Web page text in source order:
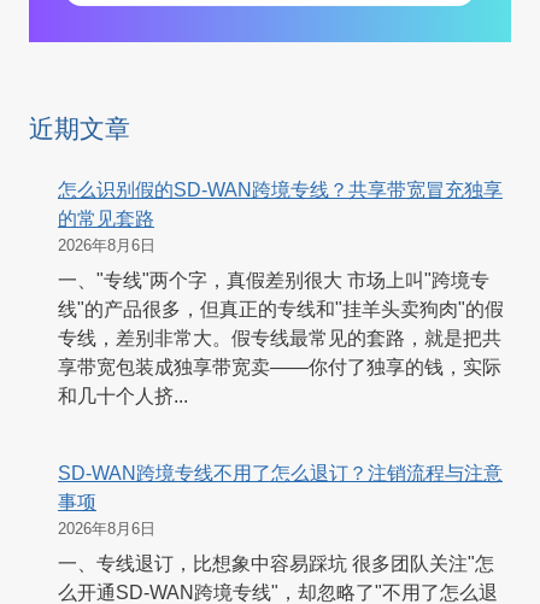
近期文章
怎么识别假的SD-WAN跨境专线？共享带宽冒充独享
的常见套路
2026年8月6日
一、"专线"两个字，真假差别很大 市场上叫"跨境专
线"的产品很多，但真正的专线和"挂羊头卖狗肉"的假
专线，差别非常大。假专线最常见的套路，就是把共
享带宽包装成独享带宽卖——你付了独享的钱，实际
和几十个人挤...
SD-WAN跨境专线不用了怎么退订？注销流程与注意
事项
2026年8月6日
一、专线退订，比想象中容易踩坑 很多团队关注"怎
么开通SD-WAN跨境专线"，却忽略了"不用了怎么退